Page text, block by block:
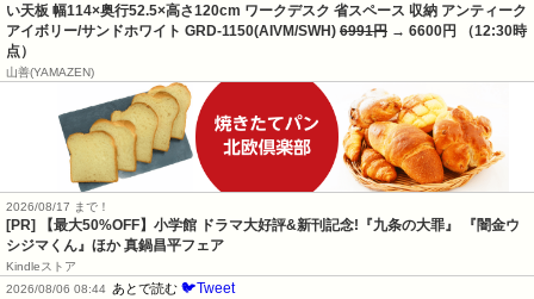
い天板 幅114×奥行52.5×高さ120cm ワークデスク 省スペース 収納 アンティーク
アイボリー/サンドホワイト GRD-1150(AIVM/SWH) 6991円 → 6600円 （12:30時
点）
山善(YAMAZEN)
2026/08/17 まで！
[PR] 【最大50%OFF】小学館 ドラマ大好評&新刊記念!『九条の大罪』 『闇金ウ
シジマくん』ほか 真鍋昌平フェア
Kindleストア
2026/08/06 08:44 あとで読む 🐦Tweet